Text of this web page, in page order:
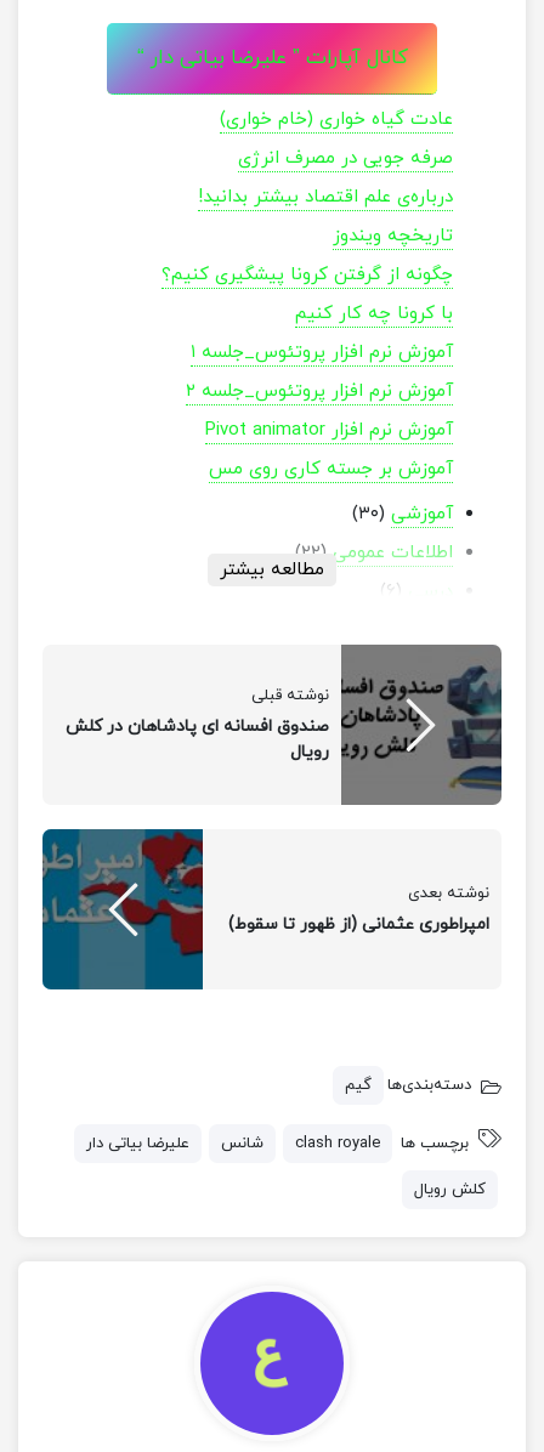
کانال آپارات ” علیرضا بیاتی دار “
عادت گیاه خواری (خام خواری)
صرفه جویی در مصرف انرژی
درباره‌ی علم اقتصاد بیشتر بدانید!
تاریخچه ویندوز
چگونه از گرفتن کرونا پیشگیری کنیم؟
با کرونا چه کار کنیم
آموزش نرم افزار پروتئوس_جلسه ۱
آموزش نرم افزار پروتئوس_جلسه ۲
آموزش نرم افزار Pivot animator
آموزش بر جسته کاری روی مس
آموزشی (۳۰)
اطلاعات عمومی (۲۲)
(۶)
مذهبی(۱۸)
آپارات ” آکاره مدیا “
مطالعه بیشتر
نوشته قبلی
صندوق افسانه ای پادشاهان در کلش
رویال
نوشته بعدی
امپراطوری عثمانی (از ظهور تا سقوط)
دسته‌بندی‌ها گیم
برچسب ها clash royale شانس علیرضا بیاتی دار
کلش رویال